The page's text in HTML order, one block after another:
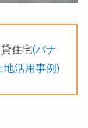
住宅(パナ
地活用事例)